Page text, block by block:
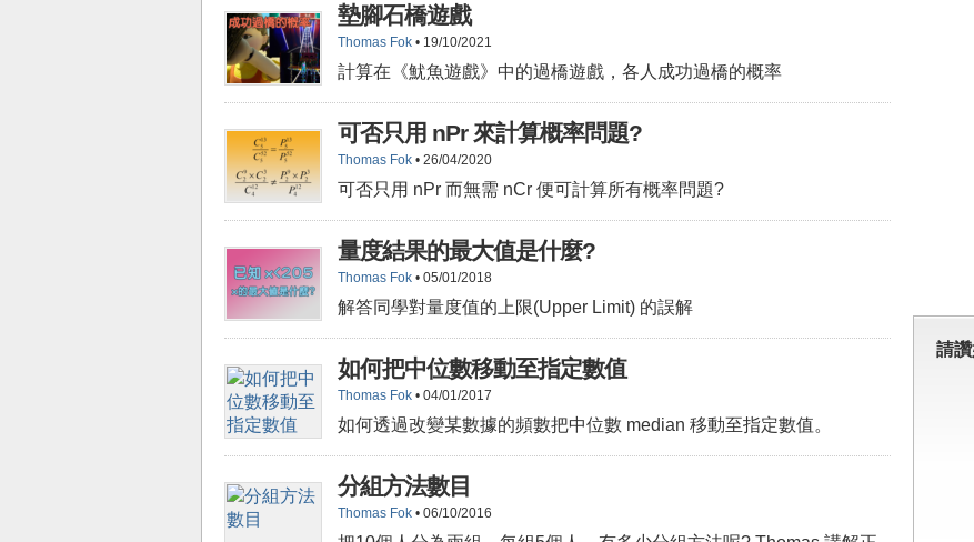
墊腳石橋遊戲
Thomas Fok • 19/10/2021
計算在《魷魚遊戲》中的過橋遊戲，各人成功過橋的概率
可否只用 nPr 來計算概率問題?
Thomas Fok • 26/04/2020
可否只用 nPr 而無需 nCr 便可計算所有概率問題?
量度結果的最大值是什麼?
Thomas Fok • 05/01/2018
解答同學對量度值的上限(Upper Limit) 的誤解
如何把中位數移動至指定數值
Thomas Fok • 04/01/2017
如何透過改變某數據的頻數把中位數 median 移動至指定數值。
分組方法數目
Thomas Fok • 06/10/2016
請